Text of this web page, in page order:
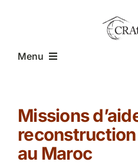
Menu
Présentation
Missions
au Maroc